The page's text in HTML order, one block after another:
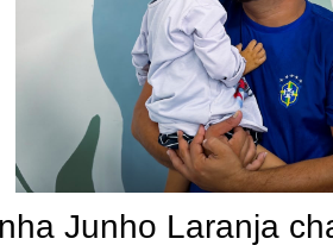
Junho Laranja